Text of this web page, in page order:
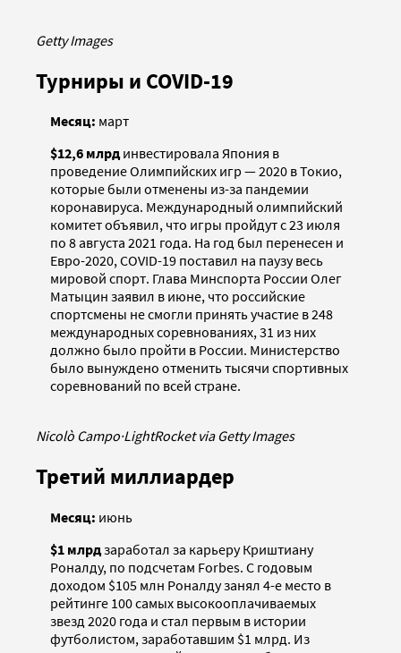
Getty Images
Турниры и COVID-19
Месяц: март
$12,6 млрдинвестировала Япония в
проведение Олимпийских игр — 2020 в Токио,
которые были отменены из-за пандемии
коронавируса. Международный олимпийский
комитет объявил, что игры пройдут с 23 июля
по 8 августа 2021 года. На год был перенесен и
Евро-2020, COVID-19 поставил на паузу весь
мировой спорт. Глава Минспорта России Олег
Матыцин заявил в июне, что российские
спортсмены не смогли принять участие в 248
международных соревнованиях, 31 из них
должно было пройти в России. Министерство
было вынуждено отменить тысячи спортивных
соревнований по всей стране.
Nicolò Campo·LightRocket via Getty Images
Третий миллиардер
Месяц: июнь
$1 млрдзаработал за карьеру Криштиану
Роналду, по подсчетам Forbes. С годовым
доходом $105 млн Роналду занял 4-е место в
рейтинге 100 самых высокооплачиваемых
звезд 2020 года и стал первым в истории
футболистом, заработавшим $1 млрд. Из